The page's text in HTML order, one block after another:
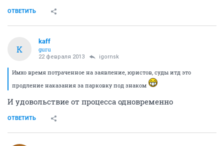
ОТВЕТИТЬ
K
kaff
guru
22 февраля 2013 igornsk
Имхо время потраченное на заявление, юристов, суды итд это
продление наказания за парковку под знаком
И удовольствие от процесса одновременно
ОТВЕТИТЬ